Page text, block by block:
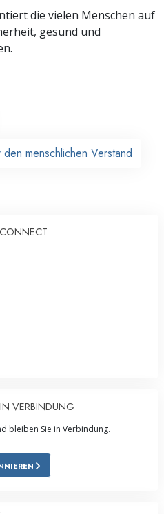
die vielen Menschen auf
gesund und
menschlichen Verstand
VERBINDUNG
bleiben Sie in Verbindung.